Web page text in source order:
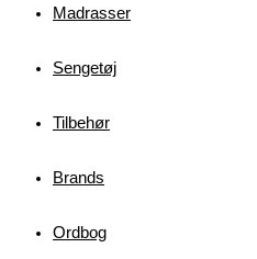
Madrasser
Sengetøj
Tilbehør
Brands
Ordbog